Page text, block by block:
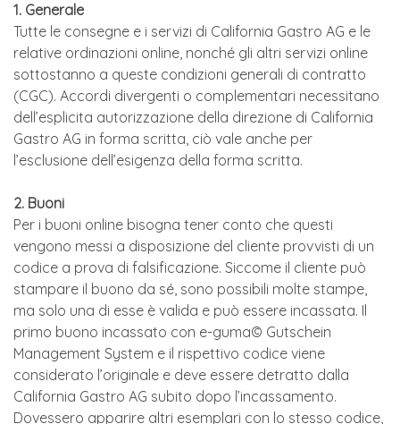
1. Generale
Tutte le consegne e i servizi di California Gastro AG e le
relative ordinazioni online, nonché gli altri servizi online
sottostanno a queste condizioni generali di contratto
(CGC). Accordi divergenti o complementari necessitano
dell’esplicita autorizzazione della direzione di California
Gastro AG in forma scritta, ciò vale anche per
l’esclusione dell’esigenza della forma scritta.
2. Buoni
Per i buoni online bisogna tener conto che questi
vengono messi a disposizione del cliente provvisti di un
codice a prova di falsificazione. Siccome il cliente può
stampare il buono da sé, sono possibili molte stampe,
ma solo una di esse è valida e può essere incassata. Il
primo buono incassato con e-guma© Gutschein
Management System e il rispettivo codice viene
considerato l’originale e deve essere detratto dalla
California Gastro AG subito dopo l’incassamento.
Dovessero apparire altri esemplari con lo stesso codice,